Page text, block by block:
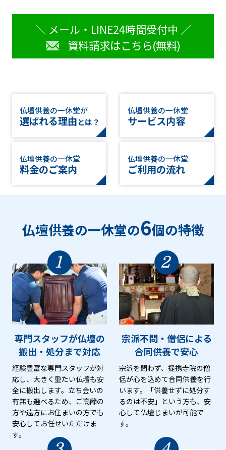
＼ メール・LINE24時間受付中 ／
資料請求はこちら(無料)
仏壇供養の一休堂が
選ばれる理由とは？
仏壇供養の一休堂
サービス内容
仏壇供養の一休堂
料金のご案内
仏壇供養の一休堂
ご利用の流れ
仏壇供養の一休堂の6個の特徴
1
専門スタッフが仏壇の
搬出・処分まで対応
経験豊富な専門スタッフが対
応し、大きく重たい仏壇も安
全に搬出します。立ち会いの
有無も選べるため、ご高齢の
方や遠方にお住まいの方でも
安心してお任せいただけま
す。
2
宗派不問・僧侶による
合同供養で安心
宗派を問わず、提携寺院の僧
侶が心を込めて合同供養を行
います。「供養せずに処分す
るのは不安」という方も、安
心して仏壇じまいが可能で
す。